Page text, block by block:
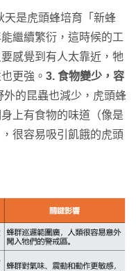
天是虎頭蜂培育「新蜂
繼續繁衍，這時候的工
感覺到有人太靠近，牠
更強。 3. 食物變少，容
外的昆蟲也減少，虎頭蜂
上有食物的味道（像是
很容易吸引飢餓的虎頭